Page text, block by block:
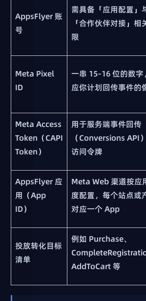
AppsFlyer 账
号
需具备「应用配置」
「合作伙伴对接」相
限
Meta Pixel
ID
一串 15–16 位的数字
应你计划回传事件的
Meta Access
Token（CAPI
Token）
用于服务端事件回传
（Conversions API
访问令牌
AppsFlyer 应
用（App
ID）
Meta Web 渠道按应
度配置，每个站点或
对应一个 App
投放转化目标
清单
例如 Purchase、
AddToCart 等